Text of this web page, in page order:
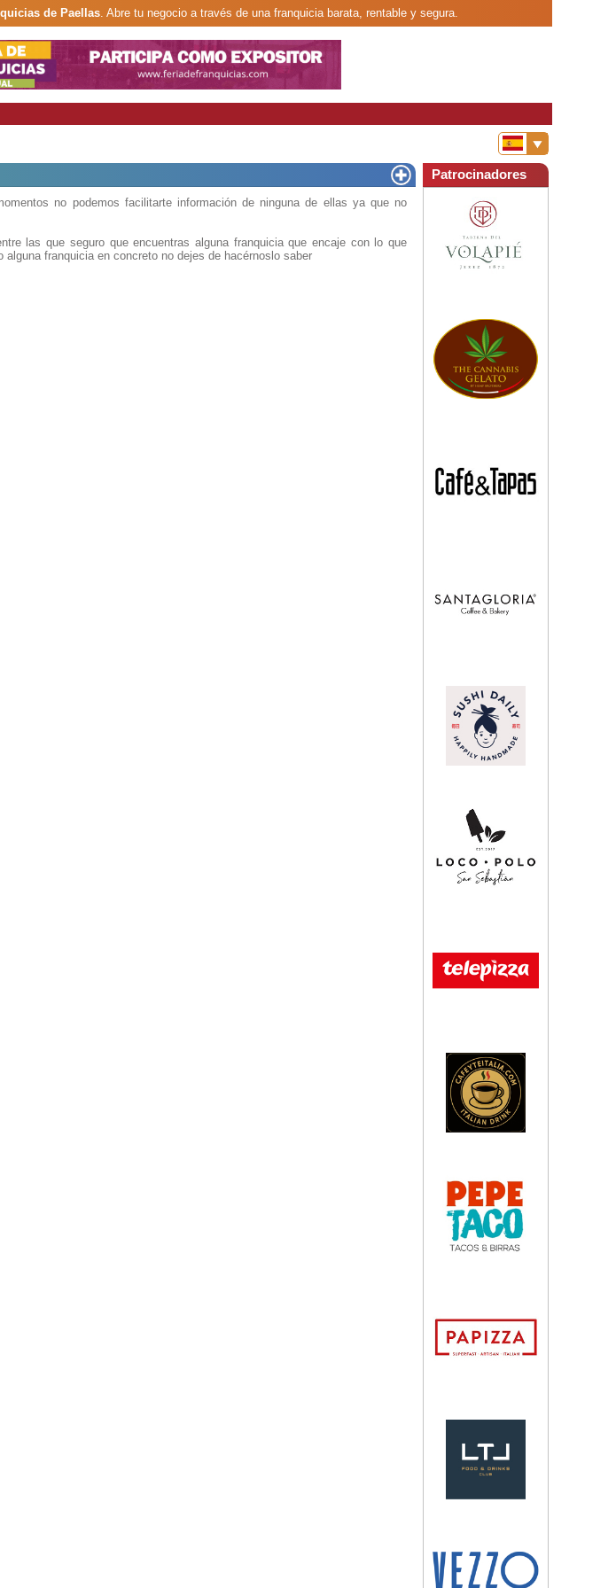
de Paellas. Abre tu negocio a través de una franquicia barata, rentable y segura.
no podemos facilitarte información de ninguna de ellas ya que no
las que seguro que encuentras alguna franquicia que encaje con lo que
franquicia en concreto no dejes de hacérnoslo saber
Patrocinadores